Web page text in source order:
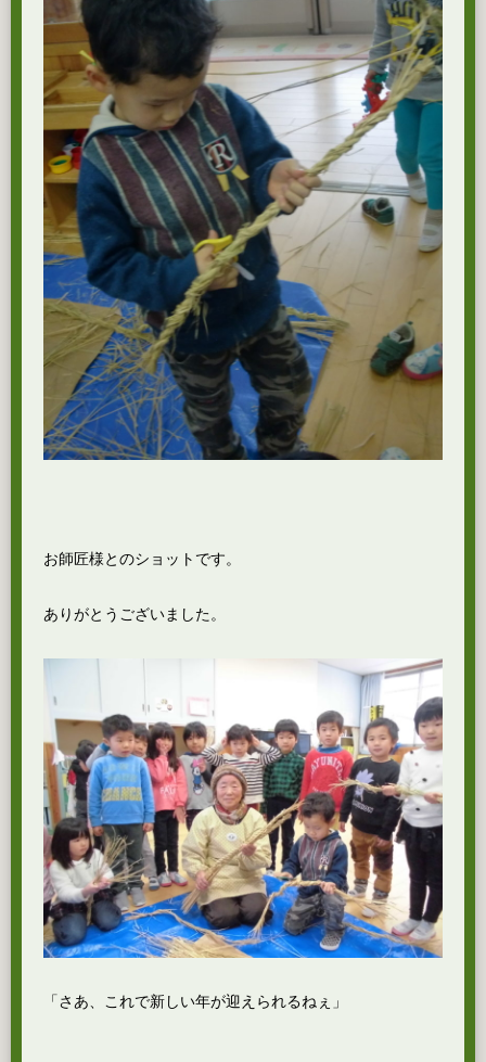
お師匠様とのショットです。
ありがとうございました。
「さあ、これで新しい年が迎えられるねぇ」